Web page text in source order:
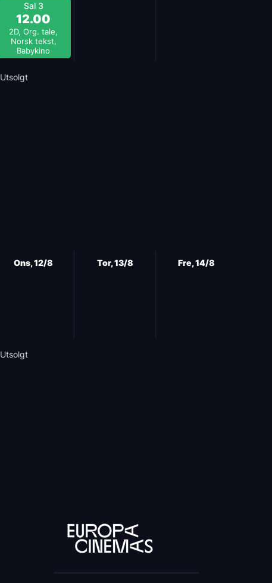
Sal 3
12.00
2D, Org. tale,
Norsk tekst,
Babykino
Utsolgt
Ons, 12/8 Tor, 13/8 Fre, 14/8
Utsolgt